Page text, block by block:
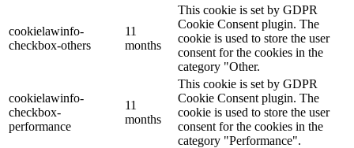
cookielawinfo-
checkbox-others
11
months
This cookie is set by GDPR
Cookie Consent plugin. The
cookie is used to store the user
consent for the cookies in the
category "Other.
cookielawinfo-
checkbox-
performance
11
months
This cookie is set by GDPR
Cookie Consent plugin. The
cookie is used to store the user
consent for the cookies in the
category "Performance".